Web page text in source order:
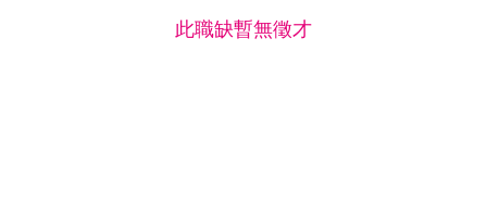
此職缺暫無徵才